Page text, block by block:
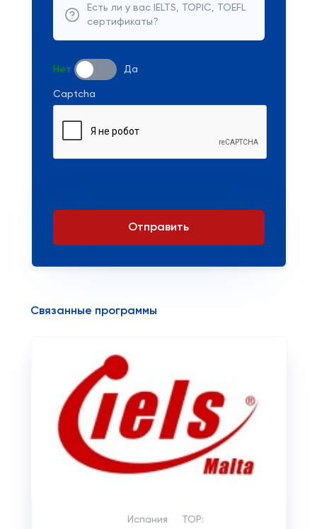
Есть ли у вас IELTS, TOPIC, TOEFL
сертификаты?
Нет Да
Captcha
Отправить
Связанные программы
Испания TOP: